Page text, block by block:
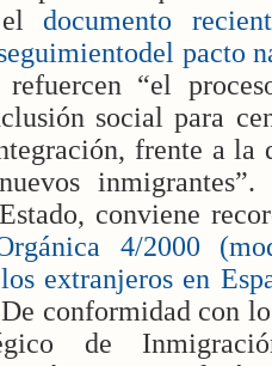
eldocumento
pacto
“el
social para
frente a la
conviene
4/2000
extranjeros en
conformidad con
de